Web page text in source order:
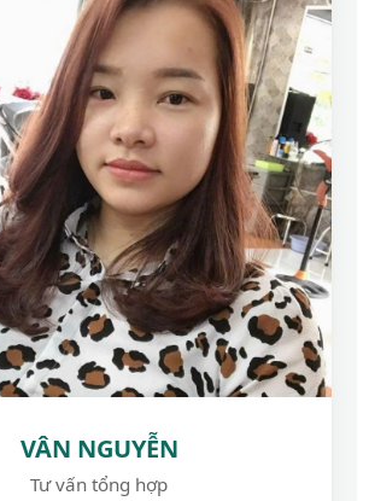
VÂN NGUYỄN
Tư vấn tổng hợp